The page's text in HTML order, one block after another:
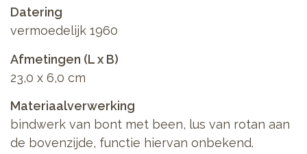
Datering
vermoedelijk 1960
Afmetingen (L x B)
23,0 x 6,0 cm
Materiaalverwerking
bindwerk van bont met been, lus van rotan aan
de bovenzijde, functie hiervan onbekend.